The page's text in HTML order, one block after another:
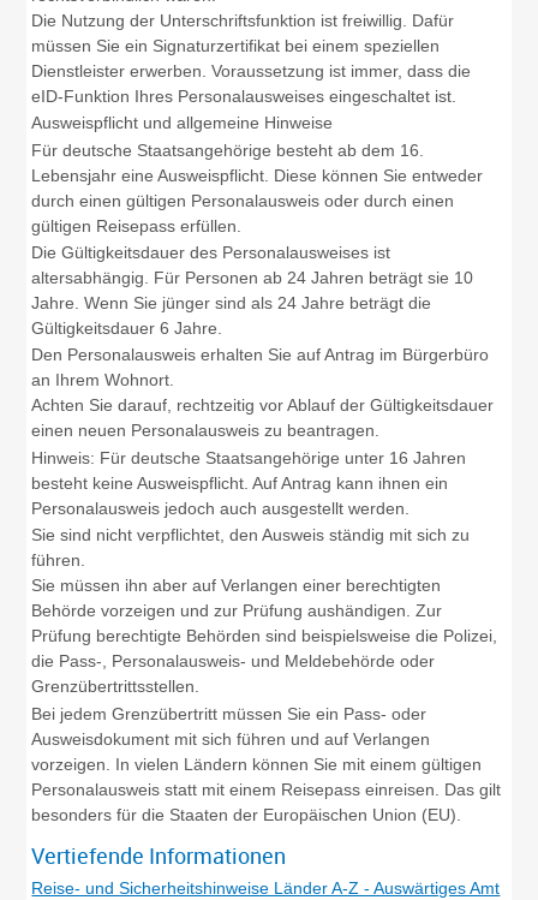
Die Nutzung der Unterschriftsfunktion ist freiwillig. Dafür
müssen Sie ein Signaturzertifikat bei einem speziellen
Dienstleister erwerben. Voraussetzung ist immer, dass die
eID-Funktion Ihres Personalausweises eingeschaltet ist.
Ausweispflicht und allgemeine Hinweise
Für deutsche Staatsangehörige besteht ab dem 16.
Lebensjahr eine Ausweispflicht. Diese können Sie entweder
durch einen gültigen Personalausweis oder durch einen
gültigen Reisepass erfüllen.
Die Gültigkeitsdauer des Personalausweises ist
altersabhängig. Für Personen ab 24 Jahren beträgt sie 10
Jahre. Wenn Sie jünger sind als 24 Jahre beträgt die
Gültigkeitsdauer 6 Jahre.
Den Personalausweis erhalten Sie auf Antrag im Bürgerbüro
an Ihrem Wohnort.
Achten Sie darauf, rechtzeitig vor Ablauf der Gültigkeitsdauer
einen neuen Personalausweis zu beantragen.
Hinweis: Für deutsche Staatsangehörige unter 16 Jahren
besteht keine Ausweispflicht. Auf Antrag kann ihnen ein
Personalausweis jedoch auch ausgestellt werden.
Sie sind nicht verpflichtet, den Ausweis ständig mit sich zu
führen.
Sie müssen ihn aber auf Verlangen einer berechtigten
Behörde vorzeigen und zur Prüfung aushändigen. Zur
Prüfung berechtigte Behörden sind beispielsweise die Polizei,
die Pass-, Personalausweis- und Meldebehörde oder
Grenzübertrittsstellen.
Bei jedem Grenzübertritt müssen Sie ein Pass- oder
Ausweisdokument mit sich führen und auf Verlangen
vorzeigen. In vielen Ländern können Sie mit einem gültigen
Personalausweis statt mit einem Reisepass einreisen. Das gilt
besonders für die Staaten der Europäischen Union (EU).
Vertiefende Informationen
Reise- und Sicherheitshinweise Länder A-Z - Auswärtiges Amt